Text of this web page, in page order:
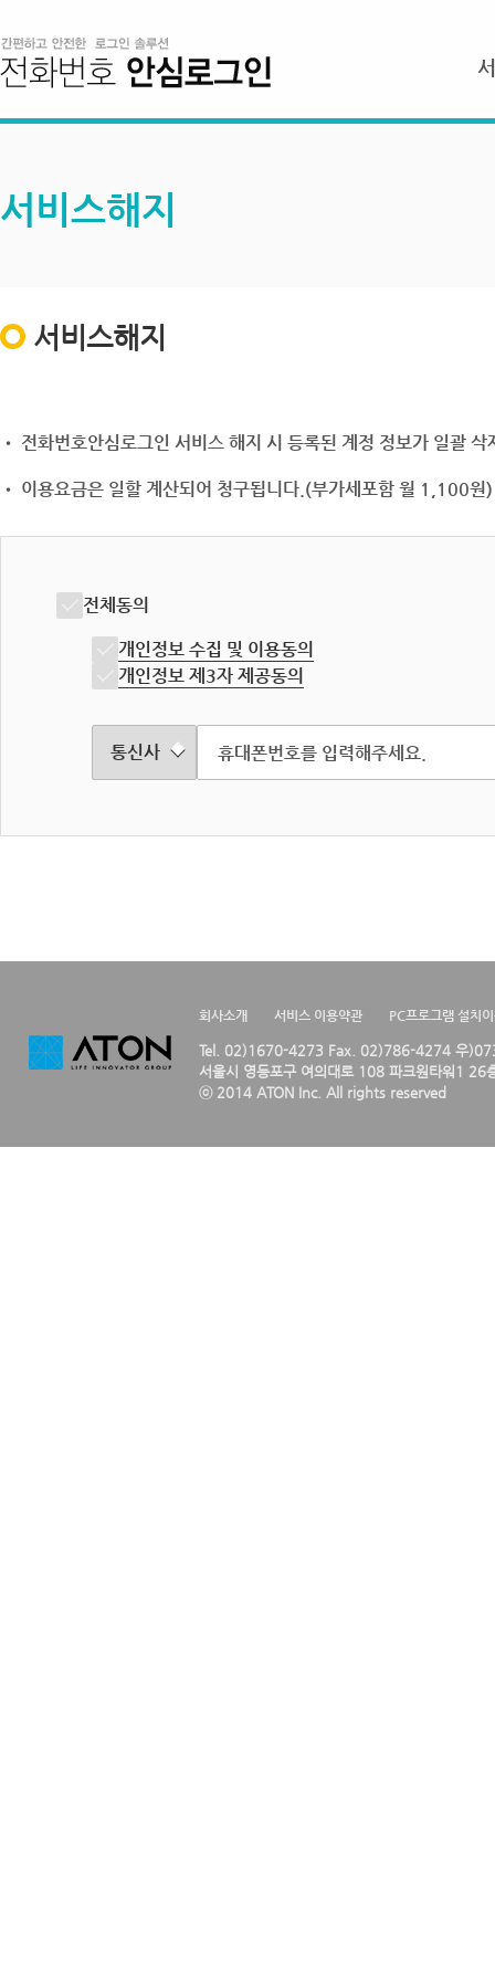
서비스해지
서비스해지
• 전화번호안심로그인 서비스 해지 시 등록된 계정 정보가 일괄
• 이용요금은 일할 계산되어 청구됩니다.(부가세포함 월 1,100원)
전체동의
개인정보 수집 및 이용동의
개인정보 제3자 제공동의
회사소개 서비스 이용약관 PC프로그램 설치
Tel. 02)1670-4273 Fax. 02)786-4274 우
서울시 영등포구 여의대로 108 파크원타워1 26
ⓒ 2014 ATON Inc. All rights reserved